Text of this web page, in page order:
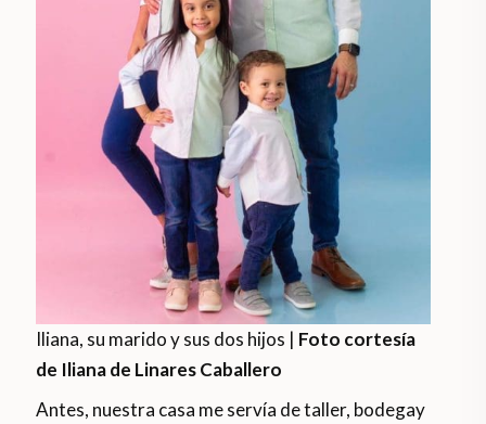
Iliana, su marido y sus dos hijos | Foto cortesía
de Iliana de Linares Caballero
Antes, nuestra casa me servía de taller, bodegay